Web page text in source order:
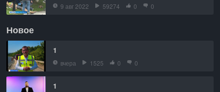
9 авг 2022 59274 0 0
Новое
1
вчера 1525 0 0
1